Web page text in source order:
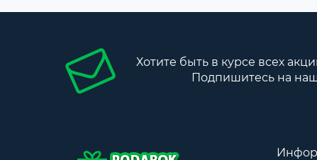
Хотите быть в курсе всех
Подпишитесь на